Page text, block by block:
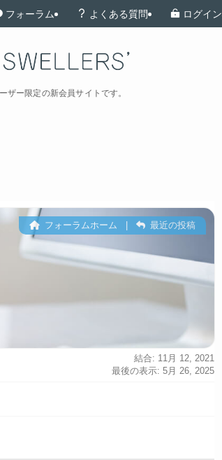
ザー限定の新会員サイトです。
フォーラム よくある質問 ログイン
フォーラムホーム 最近の投稿
結合: 11月 12, 2021
最後の表示: 5月 26, 2025